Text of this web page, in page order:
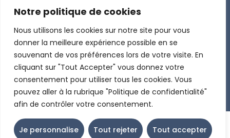
Notre politique de cookies
Nous utilisons les cookies sur notre site pour vous
donner la meilleure expérience possible en se
souvenant de vos préférences lors de votre visite. En
cliquant sur "Tout Accepter" vous donnez votre
consentement pour utiliser tous les cookies. Vous
pouvez aller à la rubrique "Politique de confidentialité"
afin de contrôler votre consentement.
Je personnalise Tout rejeter Tout accepter
Z.I. RICHARDETS SUD - 36 RUE DU BALLON
93160 NOISY LE GRAND
DEMANDER UN DEVIS
I2T © 2026 - Site réalisé par CinqMars